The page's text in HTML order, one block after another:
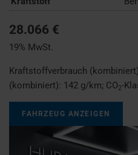
28.066 €
19% MwSt.
Kraftstoffverbrauch
(kombiniert): 142 g/km; CO2-
FAHRZEUG ANZEIGEN